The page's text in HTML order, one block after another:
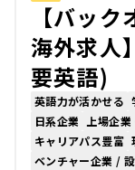
【バッ
海外求人
要英語)
英語力が活かせる
日系企業
上場企
キャリアパス豊富
ベンチャー企業 /